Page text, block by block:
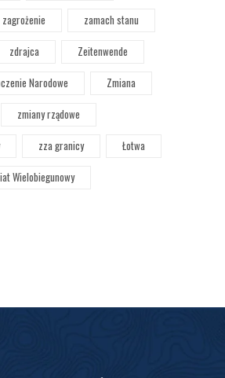
zagrożenie
zamach stanu
zdrajca
Zeitenwende
Narodowe
Zmiana
zmiany rządowe
zza granicy
Łotwa
Wielobiegunowy